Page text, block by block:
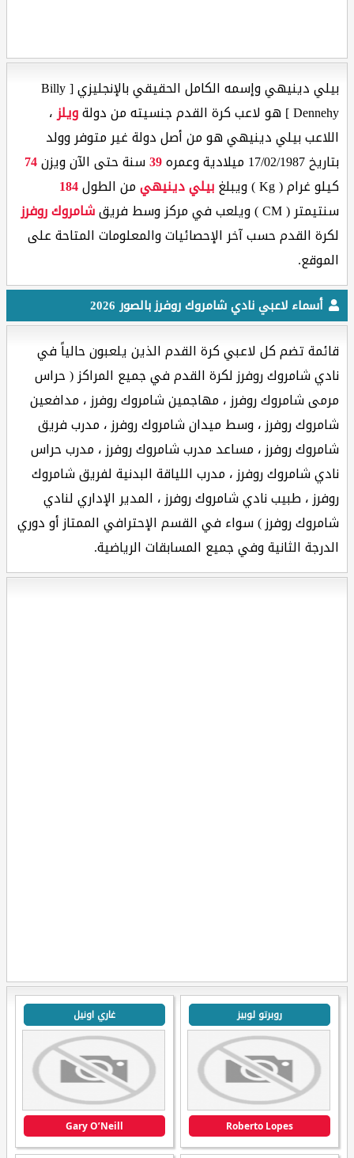
بيلي دينيهي وإسمه الكامل الحقيقي بالإنجليزي [ Billy
Dennehy ] هو لاعب كرة القدم جنسيته من دولة
ويلز،
اللاعب بيلي دينيهي هو من أصل دولة غير متوفر وولد
بتاريخ 17/02/1987 ميلادية وعمره
39سنة حتى الآن ويزن74
كيلو غرام ( Kg ) ويبلغ
بيلي دينيهيمن الطول184
سنتيمتر ( CM ) ويلعب في مركز وسط فريق
شامروك روفرز
لكرة القدم حسب آخر الإحصائيات والمعلومات المتاحة على
الموقع.
أسماء لاعبي نادي شامروك روفرز بالصور 2026
قائمة تضم كل لاعبي كرة القدم الذين يلعبون حالياً في
نادي شامروك روفرز لكرة القدم في جميع المراكز ( حراس
مرمى شامروك روفرز ، مهاجمين شامروك روفرز ، مدافعين
شامروك روفرز ، وسط ميدان شامروك روفرز ، مدرب فريق
شامروك روفرز ، مساعد مدرب شامروك روفرز ، مدرب حراس
نادي شامروك روفرز ، مدرب اللياقة البدنية لفريق شامروك
روفرز ، طبيب نادي شامروك روفرز ، المدير الإداري لنادي
شامروك روفرز ) سواء في القسم الإحترافي الممتاز أو دوري
الدرجة الثانية وفي جميع المسابقات الرياضية.
روبرتو لوبيز
Roberto Lopes
غاري اونيل
Gary O’Neill